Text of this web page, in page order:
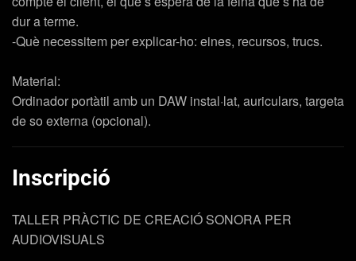
dur a terme.
-Què necessitem per explicar-ho: eines, recursos, trucs.
Material:
Ordinador portàtil amb un DAW instal·lat, auriculars, targeta
de so externa (opcional).
Inscripció
TALLER PRÀCTIC DE CREACIÓ SONORA PER
AUDIOVISUALS